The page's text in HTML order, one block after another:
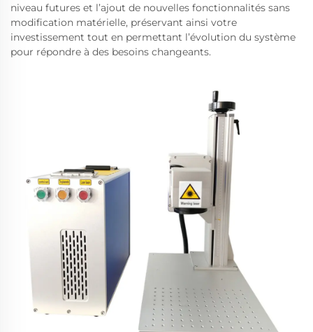
niveau futures et l’ajout de nouvelles fonctionnalités sans
modification matérielle, préservant ainsi votre
investissement tout en permettant l’évolution du système
pour répondre à des besoins changeants.